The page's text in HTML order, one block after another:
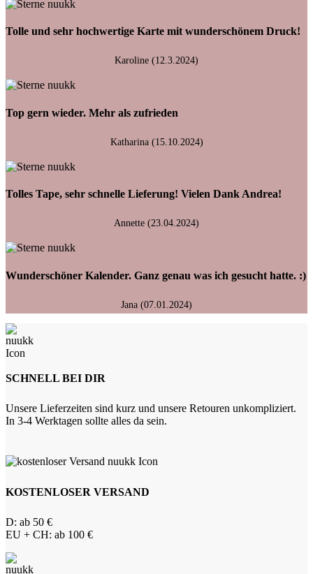
Tolle und sehr hochwertige Karte mit wunderschönem Druck!
Karoline (12.3.2024)
Top gern wieder. Mehr als zufrieden
Katharina (15.10.2024)
Tolles Tape, sehr schnelle Lieferung! Vielen Dank Andrea!
Annette (23.04.2024)
Wunderschöner Kalender. Ganz genau was ich gesucht hatte. :)
Jana (07.01.2024)
SCHNELL BEI DIR
Unsere Lieferzeiten sind kurz und unsere Retouren unkompliziert.
In 3-4 Werktagen sollte alles da sein.
KOSTENLOSER VERSAND
D: ab 50 €
EU + CH: ab 100 €